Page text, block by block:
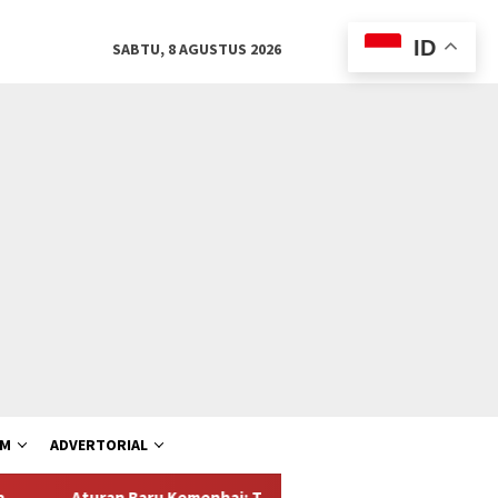
SABTU, 8 AGUSTUS 2026
ADVERTORIAL
ID